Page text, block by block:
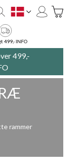
DK
499,- INFO
499,-
rammer